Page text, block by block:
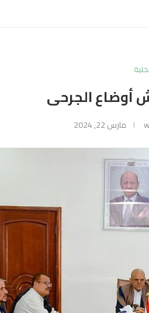
أوضاع الجرحى
مارس 22, 2024